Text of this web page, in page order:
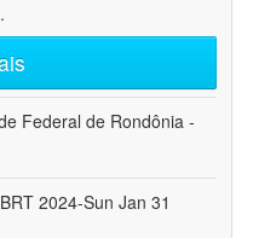
Federal de Rondônia -
2024-Sun Jan 31